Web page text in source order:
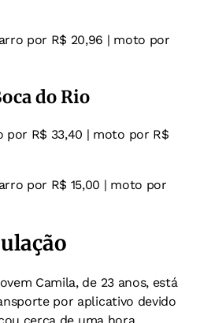
por R$ 20,96 | moto por
do Rio
por R$ 33,40 | moto por R$
por R$ 15,00 | moto por
Camila, de 23 anos, está
por aplicativo devido